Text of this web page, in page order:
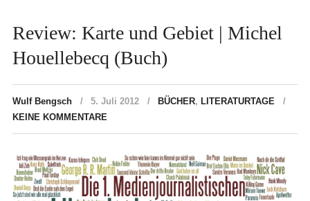
Review: Karte und Gebiet | Michel
Houellebecq (Buch)
Wulf Bengsch 5. Juli 2012 BÜCHER, LITERATURTAGE
KEINE KOMMENTARE